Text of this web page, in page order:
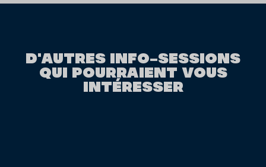
D'AUTRES INFO-SESSIONS
QUI POURRAIENT VOUS
INTÉRESSER